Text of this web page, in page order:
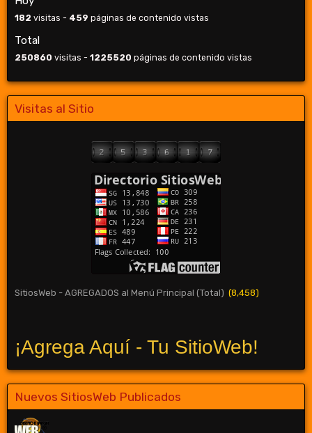
182 visitas - 459 páginas de contenido vistas
Total
250860 visitas - 1225520 páginas de contenido vistas
Visitas al Sitio
SitiosWeb - AGREGADOS al Menú Principal (Total) (8,458)
¡Agrega Aquí - Tu SitioWeb!
Nuevos SitiosWeb Publicados